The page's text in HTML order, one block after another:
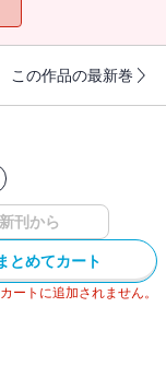
幸せが戻ったかに
この作品の最新巻
新刊から
とめてカート
ートに追加されません。